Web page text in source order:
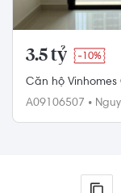
3.5 tỷ -10%
Căn hộ
đại, nội thất cơ
A09106507 •